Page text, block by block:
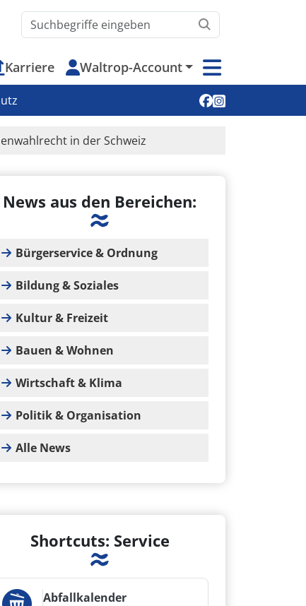
Waltrop.de durchsuchen
Karriere Waltrop-Account
Soziale Medien
in der Schweiz
News aus den Bereichen:
Bürgerservice & Ordnung
Bildung & Soziales
Kultur & Freizeit
Bauen & Wohnen
Wirtschaft & Klima
Politik & Organisation
Alle News
Shortcuts: Service
Abfallkalender